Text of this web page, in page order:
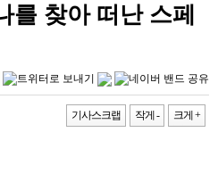
를 찾아 떠난 스페
기사스크랩 작게 - 크게 +